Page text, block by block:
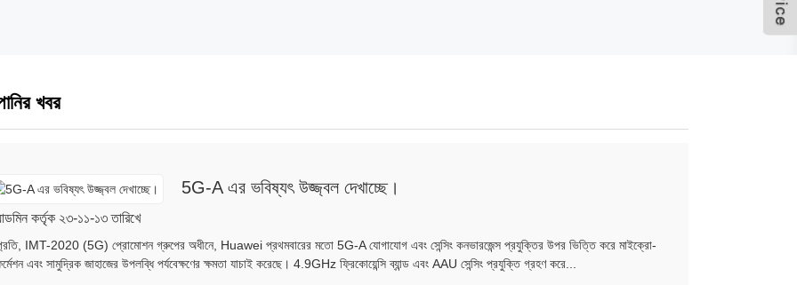
খবর
5G-A এর ভবিষ্যৎ উজ্জ্বল দেখাচ্ছে।
কর্তৃক ২৩-১১-১৩ তারিখে
IMT-2020 (5G) প্রোমোশন গ্রুপের অধীনে, Huawei প্রথমবারের মতো 5G-A যোগাযোগ এবং সেন্সিং কনভারজেন্স প্রযুক্তির উপর ভিত্তি করে মাইক্রো-
এবং সামুদ্রিক জাহাজের উপলব্ধি পর্যবেক্ষণের ক্ষমতা যাচাই করেছে। 4.9GHz ফ্রিকোয়েন্সি ব্যান্ড এবং AAU সেন্সিং প্রযুক্তি গ্রহণ করে...